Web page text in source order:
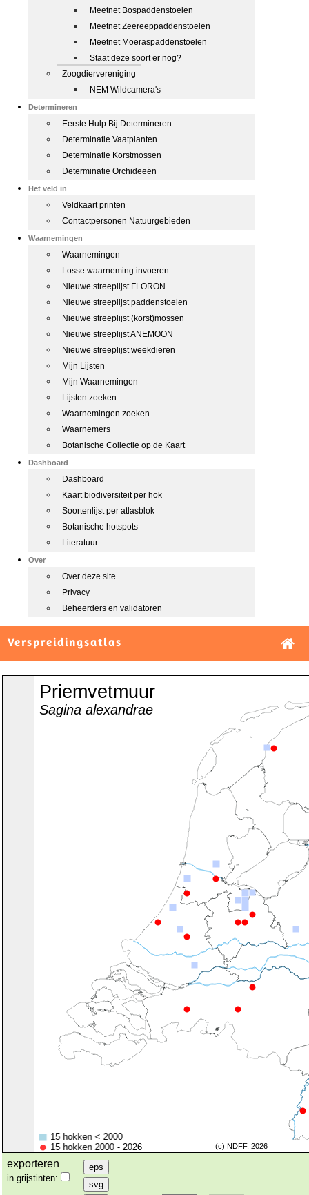
Meetnet Bospaddenstoelen
Meetnet Zeereeppaddenstoelen
Meetnet Moeraspaddenstoelen
Staat deze soort er nog?
Zoogdiervereniging
NEM Wildcamera's
Determineren
Eerste Hulp Bij Determineren
Determinatie Vaatplanten
Determinatie Korstmossen
Determinatie Orchideeën
Het veld in
Veldkaart printen
Contactpersonen Natuurgebieden
Waarnemingen
Waarnemingen
Losse waarneming invoeren
Nieuwe streeplijst FLORON
Nieuwe streeplijst paddenstoelen
Nieuwe streeplijst (korst)mossen
Nieuwe streeplijst ANEMOON
Nieuwe streeplijst weekdieren
Mijn Lijsten
Mijn Waarnemingen
Lijsten zoeken
Waarnemingen zoeken
Waarnemers
Botanische Collectie op de Kaart
Dashboard
Dashboard
Kaart biodiversiteit per hok
Soortenlijst per atlasblok
Botanische hotspots
Literatuur
Over
Over deze site
Privacy
Beheerders en validatoren
Verspreidingsatlas